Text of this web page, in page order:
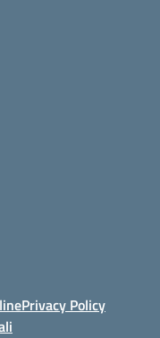
Privacy Policy